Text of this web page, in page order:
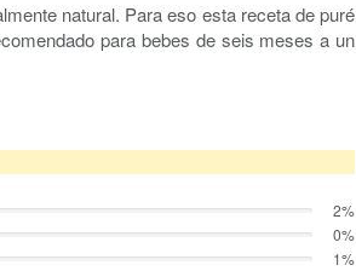
natural. Para eso esta receta de puré
para bebes de seis meses a un
2%
0%
1%